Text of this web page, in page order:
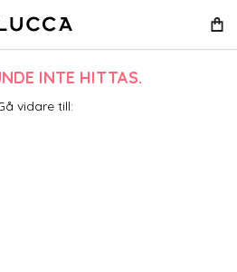
INTE HITTAS.
vidare till: